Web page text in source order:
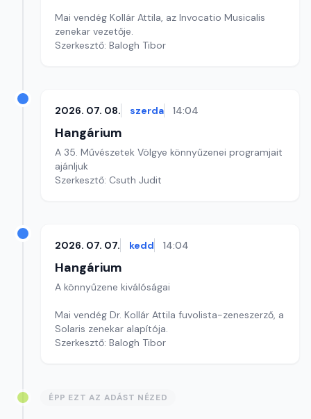
Mai vendég Kollár Attila, az Invocatio Musicalis
zenekar vezetője.
Szerkesztő: Balogh Tibor
2026. 07. 08. szerda 14:04
Hangárium
A 35. Művészetek Völgye könnyűzenei programjait
ajánljuk
Szerkesztő: Csuth Judit
2026. 07. 07. kedd 14:04
Hangárium
A könnyűzene kiválóságai
Mai vendég Dr. Kollár Attila fuvolista-zeneszerző, a
Solaris zenekar alapítója.
Szerkesztő: Balogh Tibor
ÉPP EZT AZ ADÁST NÉZED